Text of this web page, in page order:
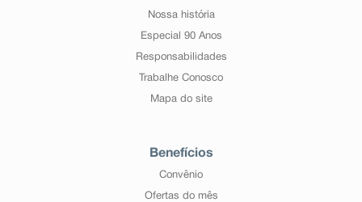
Nossa história
Especial 90 Anos
Responsabilidades
Trabalhe Conosco
Mapa do site
Benefícios
Convênio
Ofertas do mês